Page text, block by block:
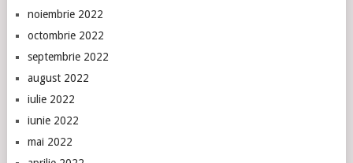
noiembrie 2022
octombrie 2022
septembrie 2022
august 2022
iulie 2022
iunie 2022
mai 2022